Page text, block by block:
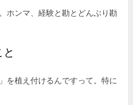
ホンマ、経験と勘とどんぶり勘
を植え付けるんですって。特に